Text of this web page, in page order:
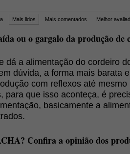
Mais lidos Mais comentados Melhor
ou o gargalo da produção de
dá a alimentação do cordeiro
dúvida, a forma mais barata
com reflexos até mesmo
para que isso aconteça, é
basicamente a
Confira a opinião dos